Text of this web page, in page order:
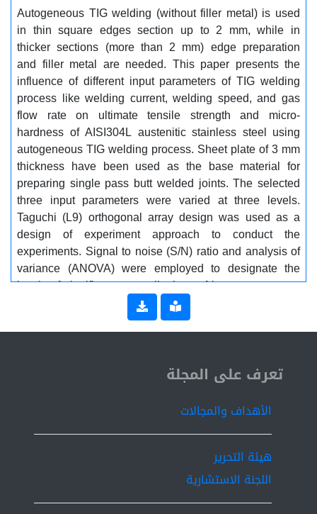
ان سرعة اللحام لها اقوى تأثير على خصائص الوصلات
الملحومة. يمكن استخدام عملية لحام قوس التنجستن
الكهربائي –ذو الغاز الخامل ذاتي التوليف مع الواح الفولاذ
المقاوم للصدأ الأوستانيتي بسماكة 3 ملم دون أي إعداد
للحافة أو إضافة معدن حشو عند استخدام غاز الأرجون كغاز
للحماية.
Autogeneous TIG welding (without filler metal) is used
in thin square edges section up to 2 mm, while in
thicker sections (more than 2 mm) edge preparation
and filler metal are needed. This paper presents the
influence of different input parameters of TIG welding
process like welding current, welding speed, and gas
flow rate on ultimate tensile strength and micro-
hardness of AISI304L austenitic stainless steel using
autogeneous TIG welding process. Sheet plate of 3 mm
thickness have been used as the base material for
preparing single pass butt welded joints. The selected
three input parameters were varied at three levels.
Taguchi (L9) orthogonal array design was used as a
design of experiment approach to conduct the
experiments. Signal to noise (S/N) ratio and analysis of
variance (ANOVA) were employed to designate the
levels of significance contributions of input parameters.
Welding speed has stronger effect on the output
characteristics of welded joints. Autogeneous TIG
welding process has validation in sheet plates of
any edge preparation or filler metal addition when
ISSN 2519-9854
تعرف على المجلة
الأهداف والمجالات
هيئة التحرير
اللجنة الاستشارية